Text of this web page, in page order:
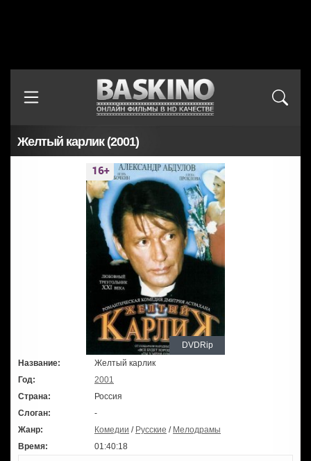
Желтый карлик (2001)
DVDRip
Название:
Желтый карлик
Год:
2001
Страна:
Россия
Слоган:
-
Жанр:
Комедии / Русские / Мелодрамы
Время:
01:40:18